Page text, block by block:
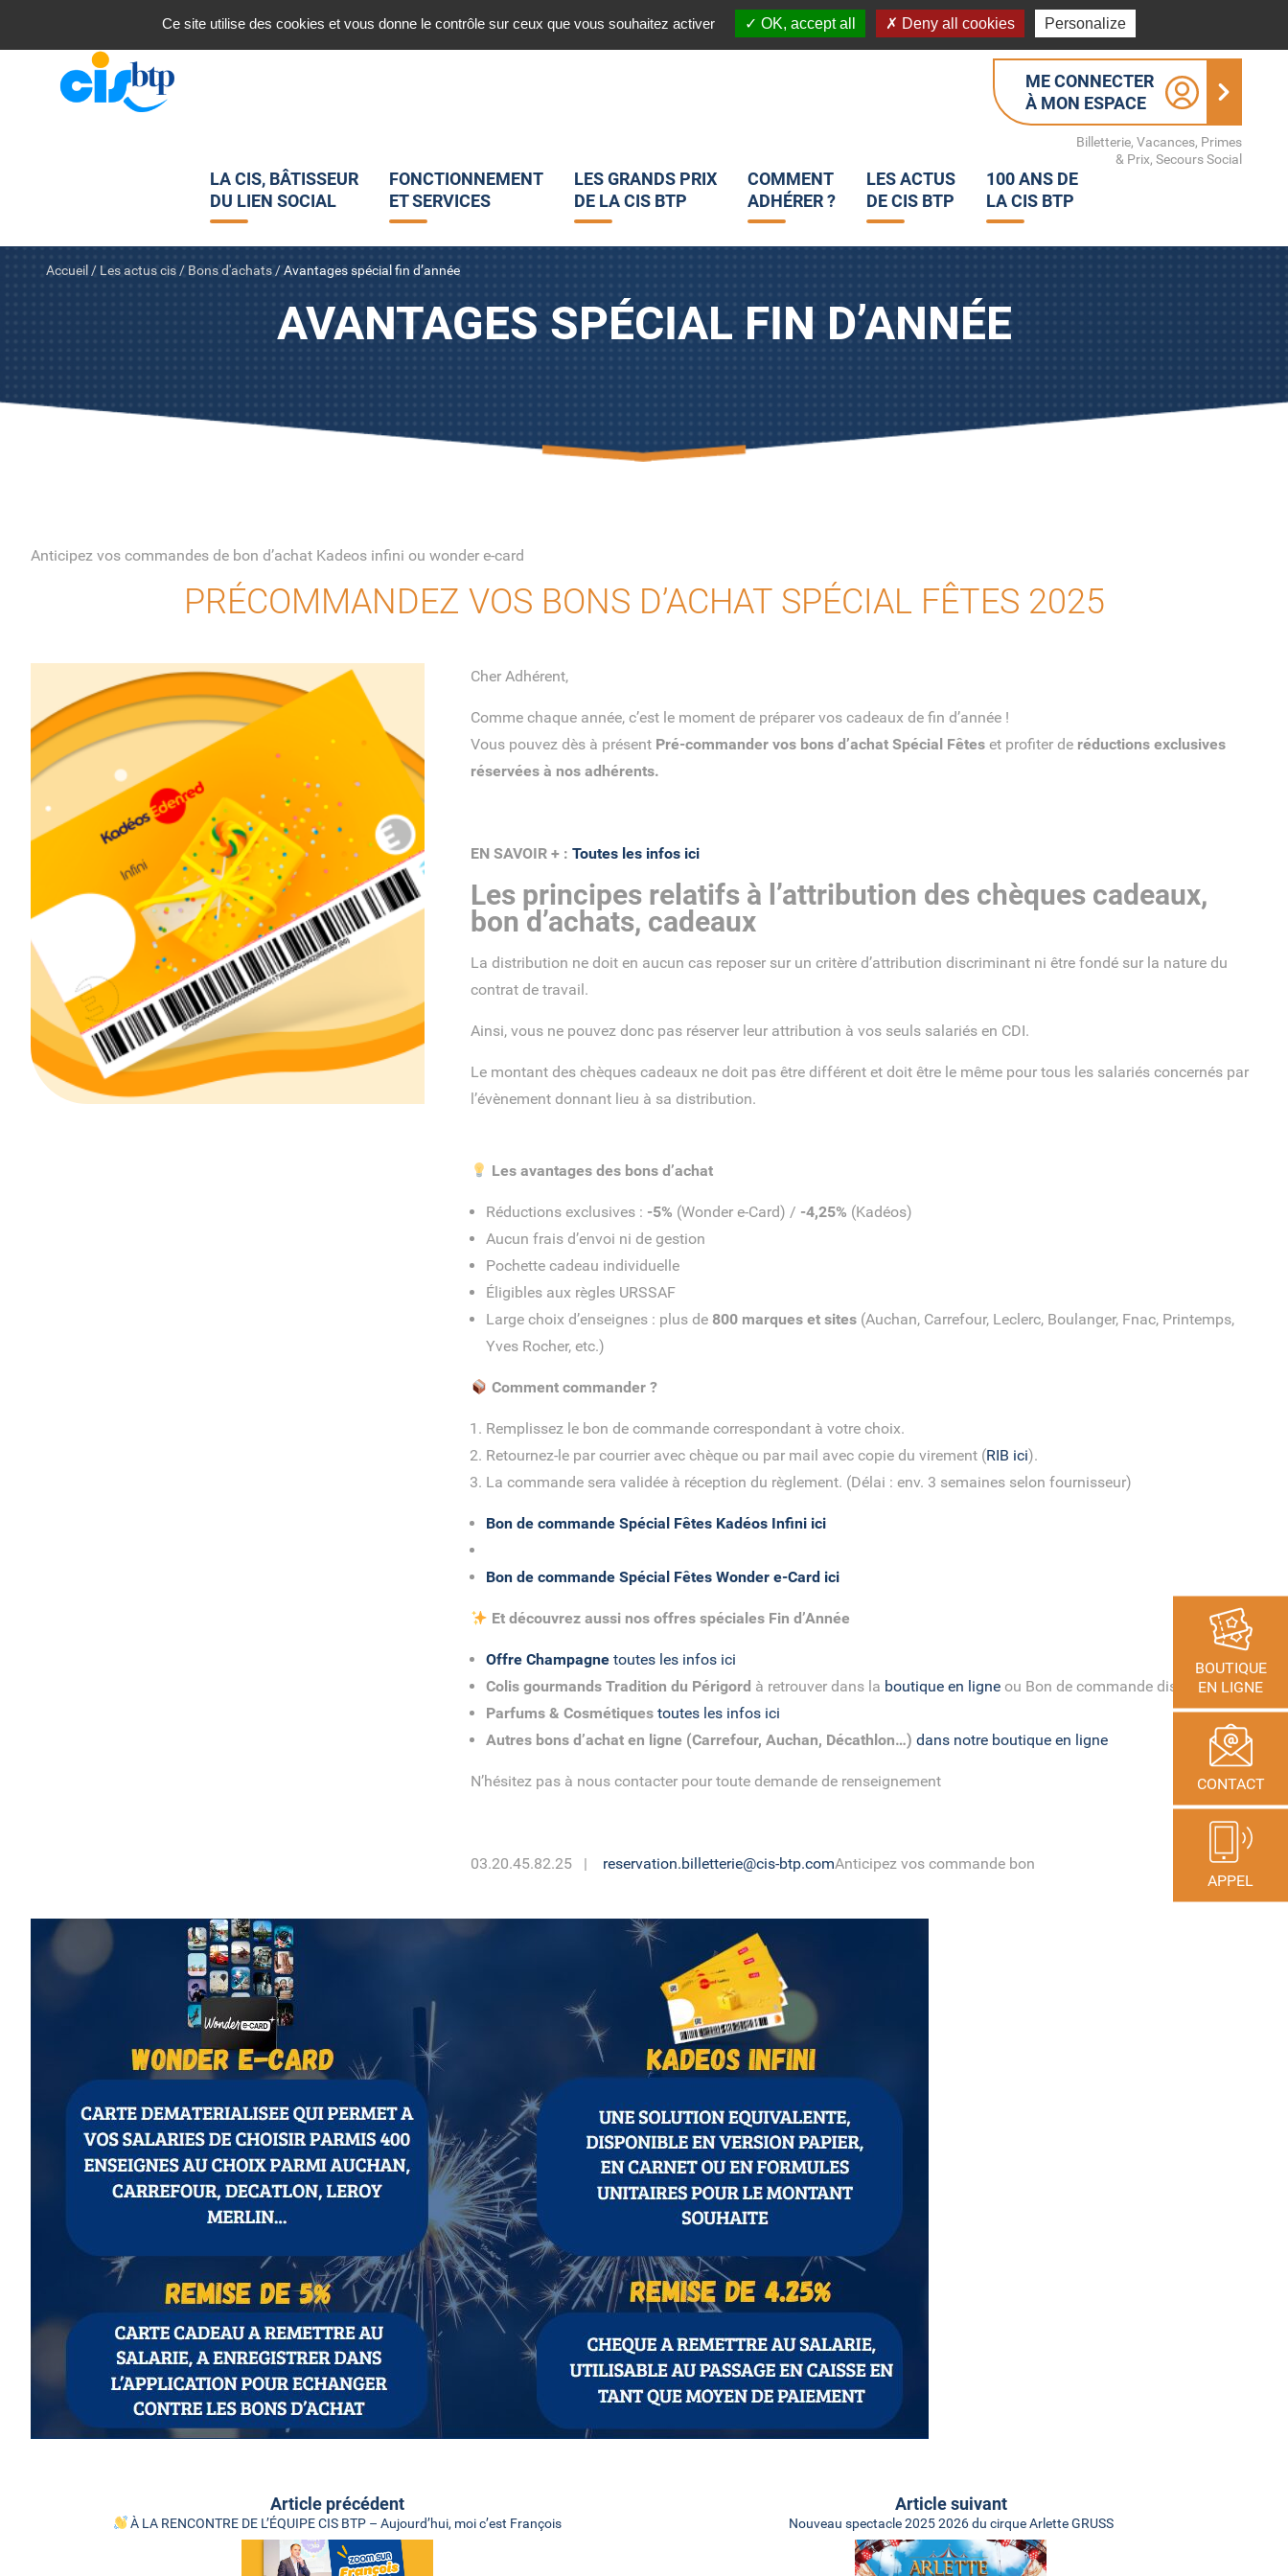
Nous contacter : 03 20 45 82 25 Nous suivre sur les réseaux sociaux :
ME CONNECTER
À MON ESPACE
Billetterie, Vacances, Primes
& Prix, Secours Social
LA CIS, BÂTISSEUR
DU LIEN SOCIAL
FONCTIONNEMENT
ET SERVICES
LES GRANDS PRIX
DE LA CIS BTP
COMMENT
ADHÉRER ?
LES ACTUS
DE CIS BTP
100 ANS DE
LA CIS BTP
BOUTIQUE
EN LIGNE
CONTACT
APPEL
Accueil / Les actus cis / Bons d'achats /Avantages spécial fin d’année
AVANTAGES SPÉCIAL FIN D’ANNÉE
Anticipez vos commandes de bon d’achat Kadeos infini ou wonder e-card
PRÉCOMMANDEZ VOS BONS D’ACHAT SPÉCIAL FÊTES 2025
Cher Adhérent,
Comme chaque année, c’est le moment de préparer vos cadeaux de fin d’année !
Vous pouvez dès à présent Pré-commander vos bons d’achat Spécial Fêteset profiter de réductions exclusives
réservées à nos adhérents.
EN SAVOIR + : Toutes les infos ici
Les principes relatifs à l’attribution des chèques cadeaux,
bon d’achats, cadeaux
La distribution ne doit en aucun cas reposer sur un critère d’attribution discriminant ni être fondé sur la nature du
contrat de travail.
Ainsi, vous ne pouvez donc pas réserver leur attribution à vos seuls salariés en CDI.
Le montant des chèques cadeaux ne doit pas être différent et doit être le même pour tous les salariés concernés par
l’évènement donnant lieu à sa distribution.
Les avantages des bons d’achat
Réductions exclusives : -5% (Wonder e-Card) / -4,25% (Kadéos)
Aucun frais d’envoi ni de gestion
Pochette cadeau individuelle
Éligibles aux règles URSSAF
Large choix d’enseignes : plus de 800 marques et sites(Auchan, Carrefour, Leclerc, Boulanger, Fnac, Printemps,
Yves Rocher, etc.)
Comment commander ?
Remplissez le bon de commande correspondant à votre choix.
Retournez-le par courrier avec chèque ou par mail avec copie du virement (RIB ici).
La commande sera validée à réception du règlement. (Délai : env. 3 semaines selon fournisseur)
Bon de commande Spécial Fêtes Kadéos Infini ici
Bon de commande Spécial Fêtes Wonder e-Card ici
Et découvrez aussi nos offres spéciales Fin d’Année
Offre Champagne toutes les infos ici
Colis gourmands Tradition du Périgord à retrouver dans la boutique en ligneou Bon de commande disponibleici
Parfums & Cosmétiques toutes les infos ici
Autres bons d’achat en ligne (Carrefour, Auchan, Décathlon…) dans notre boutique en ligne
N’hésitez pas à nous contacter pour toute demande de renseignement
03.20.45.82.25 | reservation.billetterie@cis-btp.comAnticipez vos commande bon
Article précédent
À LA RENCONTRE DE L’ÉQUIPE CIS BTP – Aujourd’hui, moi c’est François
Article suivant
Nouveau spectacle 2025 2026 du cirque Arlette GRUSS
Ce site utilise des cookies et vous donne le contrôle sur ceux que vous souhaitez activer OK, accept all Deny all cookies Personalize